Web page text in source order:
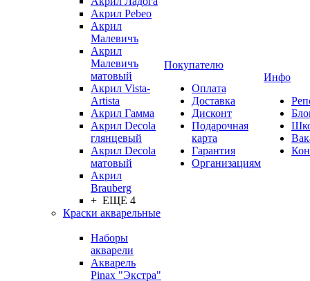
Акрил Pebeo
Акрил
Малевичъ
Акрил
Малевичъ
матовый
Акрил Vista-
Artista
Акрил Гамма
Акрил Decola
глянцевый
Акрил Decola
матовый
Акрил
Brauberg
+ ЕЩЕ 4
Краски акварельные
Наборы
акварели
Акварель
Pinax "Экстра"
Покупателю
Оплата
Доставка
Дисконт
Подарочная
карта
Гарантия
Организациям
Инфо